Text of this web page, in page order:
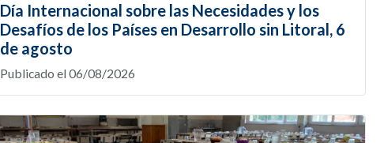
Día Internacional sobre las Necesidades y los
Desafíos de los Países en Desarrollo sin Litoral, 6
de agosto
Publicado el 06/08/2026